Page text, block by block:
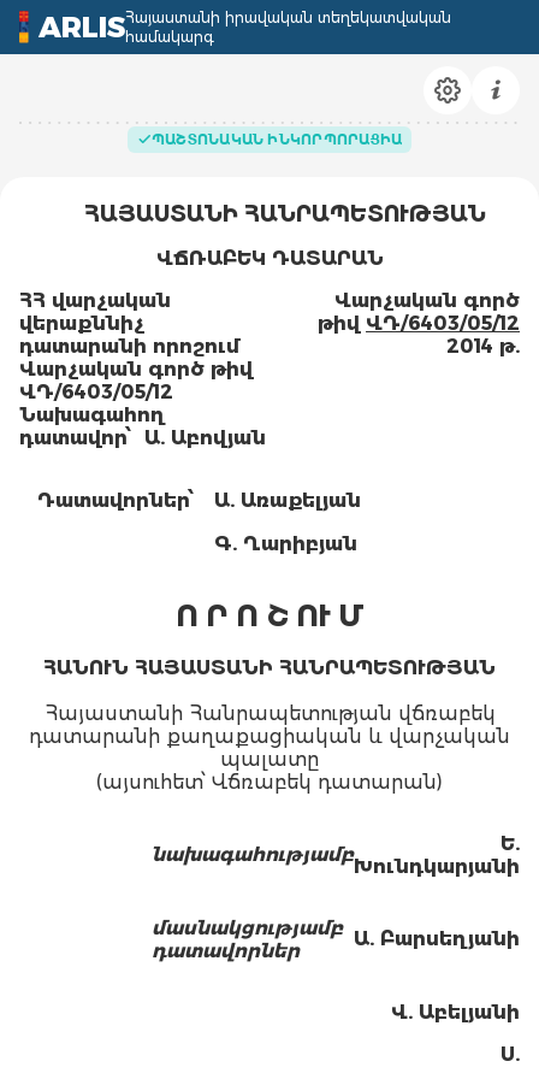
ARLISՀայաստանի իրավական տեղեկատվական
համակարգ
ՊԱՇՏՈՆԱԿԱՆ ԻՆԿՈՐՊՈՐԱՑԻԱ
ՀԱՅԱՍՏԱՆԻ ՀԱՆՐԱՊԵՏՈՒԹՅԱՆ
ՎՃՌԱԲԵԿ ԴԱՏԱՐԱՆ
ՀՀ վարչական
վերաքննիչ
դատարանի որոշում
Վարչական գործ թիվ
ՎԴ/6403/05/12
Վարչական գործ
թիվ ՎԴ/6403/05/12
2014 թ.
Նախագահող
դատավոր՝ Ա. Աբովյան
Դատավորներ՝
Ա. Առաքելյան
Գ. Ղարիբյան
Ո Ր Ո Շ ՈՒ Մ
ՀԱՆՈՒՆ ՀԱՅԱՍՏԱՆԻ ՀԱՆՐԱՊԵՏՈՒԹՅԱՆ
Հայաստանի Հանրապետության վճռաբեկ
դատարանի քաղաքացիական և վարչական
պալատը
(այսուհետ՝ Վճռաբեկ դատարան)
նախագահությամբ
Ե.
Խունդկարյանի
մասնակցությամբ
դատավորներ
Ա. Բարսեղյանի
Վ. Աբելյանի
Ս.